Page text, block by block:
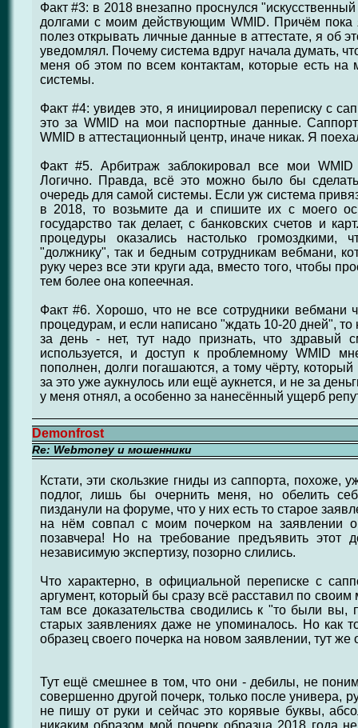
Факт #3: в 2018 внезапно проснулся
долгами с моим действующим WMID. Причём
полез открывать личные данные в аттестате, я об
уведомлял. Почему система вдруг начала думать,
меня об этом по всем контактам, которые есть на
системы.
Факт #4: увидев это, я инициировал переписку с
это за WMID на мои паспортные данные.
WMID в аттестационный центр, иначе никак. Я
Факт #5. Арбитраж заблокировал все мои
Логично. Правда, всё это можно было бы
очередь для самой системы. Если уж система
в 2018, то возьмите да и спишите их с моего
государство так делает, с банковских счетов и
процедуры оказались настолько громоздкими,
"должнику", так и бедным сотрудникам вебмани,
руку через все эти круги ада, вместо того, чтобы
тем более она копеечная.
Факт #6. Хорошо, что не все сотрудники вебмани
процедурам, и если написано "ждать 10-20 дней", то
за день - нет, тут надо признать, что здравый
используется, и доступ к проблемному WMID
пополнен, долги погашаются, а тому чёрту,
за это уже аукнулось или ещё аукнется, и не за
у меня отнял, а особенно за нанесённый ущерб
Demonfrost
Re: Webmoney и мошенники
Кстати, эти скользкие гниды из саппорта, похоже,
подлог, лишь бы очернить меня, но обелить
пизданули на форуме, что у них есть то старое
на нём совпал с моим почерком на заявлении
позавчера! Но на требование предъявить этот
независимую экспертизу, позорно слились.
Что характерно, в официальной переписке с
аргумент, который бы сразу всё расставил по
там все доказательства сводились к "то были
старых заявлениях даже не упоминалось. Но как
образец своего почерка на новом заявлении, тут же
Тут ещё смешнее в том, что они - дебилы, не
совершенно другой почерк, только после универа,
не пишу от руки и сейчас это корявые буквы,
никаким образом мой почерк образца 2018 года